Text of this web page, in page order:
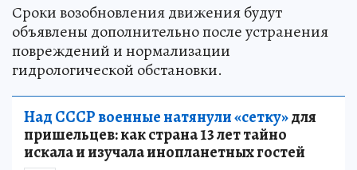
Сроки возобновления движения будут
объявлены дополнительно после устранения
повреждений и нормализации
гидрологической обстановки.
Над СССР военные натянули «сетку»для
пришельцев: как страна 13 лет тайно
искала и изучала инопланетных гостей